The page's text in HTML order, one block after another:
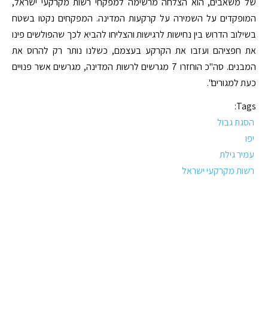
המופקדים על השמירה על קרקעות המדינה. המפקחים נקטו בשטח
בשילוב הדרוש בין נחישות לרגישות והצליחו להביא לכך שהפולשים פינו
את חפציהם ועזבו את הקרקע בעצמם, כשלנו נותר רק להרוס את
המבנים. סה"כ הוחזרו 7 מגרשים לרשות המדינה, מגרשים אשר פנויים
כעת למגורים".
Tags:
הסגת גבול
יפו
עמיר גילת
רשות מקרקעי ישראל